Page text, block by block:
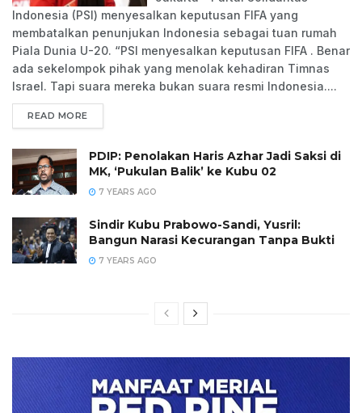
Indonesia (PSI) menyesalkan keputusan FIFA yang
membatalkan penunjukan Indonesia sebagai tuan rumah
Piala Dunia U-20. “PSI menyesalkan keputusan FIFA . Benar
ada sekelompok pihak yang menolak kehadiran Timnas
Israel. Tapi suara mereka bukan suara resmi Indonesia....
READ MORE
PDIP: Penolakan Haris Azhar Jadi Saksi di
MK, ‘Pukulan Balik’ ke Kubu 02
7 YEARS AGO
Sindir Kubu Prabowo-Sandi, Yusril:
Bangun Narasi Kecurangan Tanpa Bukti
7 YEARS AGO